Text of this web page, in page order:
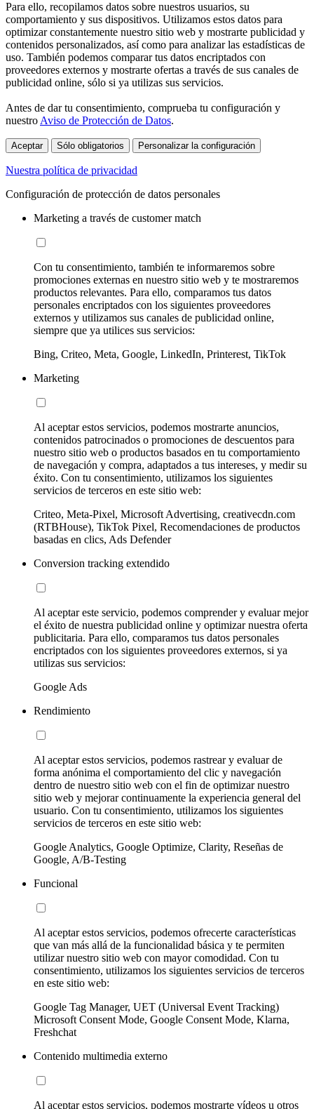
Para ello, recopilamos datos sobre nuestros usuarios, su
comportamiento y sus dispositivos. Utilizamos estos datos para
optimizar constantemente nuestro sitio web y mostrarte publicidad y
contenidos personalizados, así como para analizar las estadísticas de
uso. También podemos comparar tus datos encriptados con
proveedores externos y mostrarte ofertas a través de sus canales de
publicidad online, sólo si ya utilizas sus servicios.
Antes de dar tu consentimiento, comprueba tu configuración y
nuestro Aviso de Protección de Datos.
Aceptar Sólo obligatorios Personalizar la configuración
Nuestra política de privacidad
Configuración de protección de datos personales
Marketing a través de customer match
Con tu consentimiento, también te informaremos sobre
promociones externas en nuestro sitio web y te mostraremos
productos relevantes. Para ello, comparamos tus datos
personales encriptados con los siguientes proveedores
externos y utilizamos sus canales de publicidad online,
siempre que ya utilices sus servicios:
Bing, Criteo, Meta, Google, LinkedIn, Printerest, TikTok
Marketing
Al aceptar estos servicios, podemos mostrarte anuncios,
contenidos patrocinados o promociones de descuentos para
nuestro sitio web o productos basados en tu comportamiento
de navegación y compra, adaptados a tus intereses, y medir su
éxito. Con tu consentimiento, utilizamos los siguientes
servicios de terceros en este sitio web:
Criteo, Meta-Pixel, Microsoft Advertising, creativecdn.com
(RTBHouse), TikTok Pixel, Recomendaciones de productos
basadas en clics, Ads Defender
Conversion tracking extendido
Al aceptar este servicio, podemos comprender y evaluar mejor
el éxito de nuestra publicidad online y optimizar nuestra oferta
publicitaria. Para ello, comparamos tus datos personales
encriptados con los siguientes proveedores externos, si ya
utilizas sus servicios:
Google Ads
Rendimiento
Al aceptar estos servicios, podemos rastrear y evaluar de
forma anónima el comportamiento del clic y navegación
dentro de nuestro sitio web con el fin de optimizar nuestro
sitio web y mejorar continuamente la experiencia general del
usuario. Con tu consentimiento, utilizamos los siguientes
servicios de terceros en este sitio web:
Google Analytics, Google Optimize, Clarity, Reseñas de
Google, A/B-Testing
Funcional
Al aceptar estos servicios, podemos ofrecerte características
que van más allá de la funcionalidad básica y te permiten
utilizar nuestro sitio web con mayor comodidad. Con tu
consentimiento, utilizamos los siguientes servicios de terceros
en este sitio web:
Google Tag Manager, UET (Universal Event Tracking)
Microsoft Consent Mode, Google Consent Mode, Klarna,
Freshchat
Contenido multimedia externo
Al aceptar estos servicios, podemos mostrarte vídeos u otros